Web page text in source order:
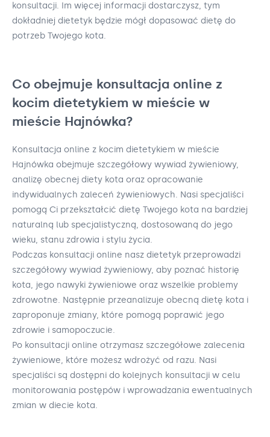
konsultacji. Im więcej informacji dostarczysz, tym
dokładniej dietetyk będzie mógł dopasować dietę do
potrzeb Twojego kota.
Co obejmuje konsultacja online z
kocim dietetykiem w mieście w
mieście Hajnówka?
Konsultacja online z kocim dietetykiem w mieście
Hajnówka obejmuje szczegółowy wywiad żywieniowy,
analizę obecnej diety kota oraz opracowanie
indywidualnych zaleceń żywieniowych. Nasi specjaliści
pomogą Ci przekształcić dietę Twojego kota na bardziej
naturalną lub specjalistyczną, dostosowaną do jego
wieku, stanu zdrowia i stylu życia.
Podczas konsultacji online nasz dietetyk przeprowadzi
szczegółowy wywiad żywieniowy, aby poznać historię
kota, jego nawyki żywieniowe oraz wszelkie problemy
zdrowotne. Następnie przeanalizuje obecną dietę kota i
zaproponuje zmiany, które pomogą poprawić jego
zdrowie i samopoczucie.
Po konsultacji online otrzymasz szczegółowe zalecenia
żywieniowe, które możesz wdrożyć od razu. Nasi
specjaliści są dostępni do kolejnych konsultacji w celu
monitorowania postępów i wprowadzania ewentualnych
zmian w diecie kota.